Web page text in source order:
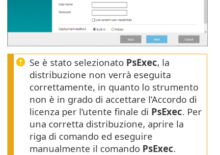
Se è stato selezionato PsExec, la
distribuzione non verrà eseguita
correttamente, in quanto lo strumento
non è in grado di accettare l’Accordo di
licenza per l’utente finale di PsExec. Per
una corretta distribuzione, aprire la
riga di comando ed eseguire
manualmente il comando PsExec.